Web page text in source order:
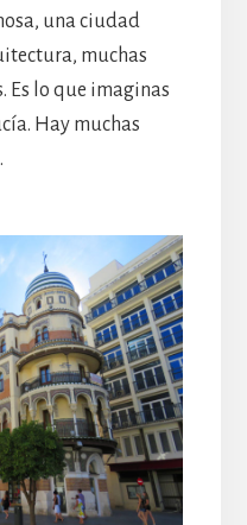
una ciudad
muchas
Es lo que imaginas
Hay muchas